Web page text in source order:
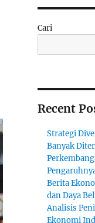
Cari
Recent
Strategi
Banyak
Berita
dan Daya
Analisis
Ekonomi